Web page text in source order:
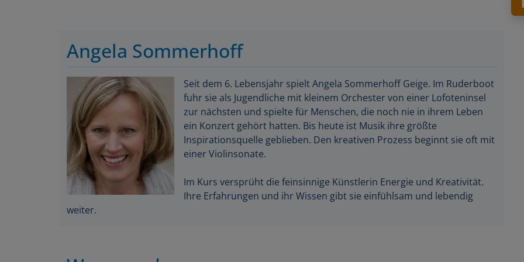
Angela Sommerhoff
Seit dem 6. Lebensjahr spielt Angela Sommerhoff Geige. Im Ruderboot
fuhr sie als Jugendliche mit kleinem Orchester von einer Lofoteninsel
zur nächsten und spielte für Menschen, die noch nie in ihrem Leben
ein Konzert gehört hatten. Bis heute ist Musik ihre größte
Inspirationsquelle geblieben. Den kreativen Prozess beginnt sie oft mit
einer Violinsonate.
Im Kurs versprüht die feinsinnige Künstlerin Energie und Kreativität.
Ihre Erfahrungen und ihr Wissen gibt sie einfühlsam und lebendig
weiter.